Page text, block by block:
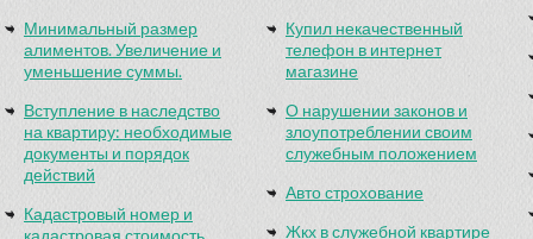
Минимальный размер
алиментов. Увеличение и
уменьшение суммы.
Вступление в наследство
на квартиру: необходимые
документы и порядок
действий
Кадастровый номер и
кадастровая стоимость
Купил некачественный
телефон в интернет
магазине
О нарушении законов и
злоупотреблении своим
служебным положением
Авто строхование
Жкх в служебной квартире